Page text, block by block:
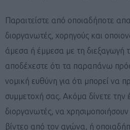
Παραιτείστε από οποιαδήποτε
διοργανωτές, χορηγούς και
άμεσα ή έμμεσα με τη διεξαγωγή
αποδέχεστε ότι τα παραπάνω
νομική ευθύνη για ότι μπορεί να
συμμετοχή σας. Ακόμα δίνετε την
διοργανωτές, να
βίντεο από τον αγώνα, ή